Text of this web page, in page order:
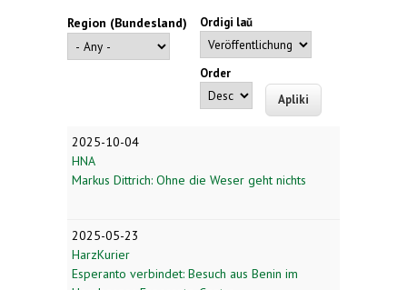
Region (Bundesland) Ordigi laŭ
Order
2025-10-04
HNA
Markus Dittrich: Ohne die Weser geht nichts
2025-05-23
HarzKurier
Esperanto verbindet: Besuch aus Benin im